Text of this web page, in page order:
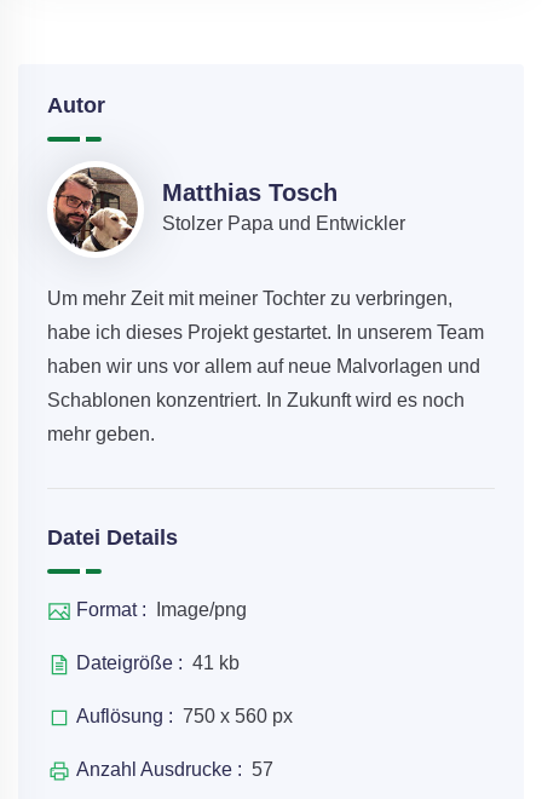
Autor
Matthias Tosch
Stolzer Papa und Entwickler
Um mehr Zeit mit meiner Tochter zu verbringen,
habe ich dieses Projekt gestartet. In unserem Team
haben wir uns vor allem auf neue Malvorlagen und
Schablonen konzentriert. In Zukunft wird es noch
mehr geben.
Datei Details
Format : Image/png
Dateigröße : 41 kb
Auflösung : 750 x 560 px
Anzahl Ausdrucke : 57